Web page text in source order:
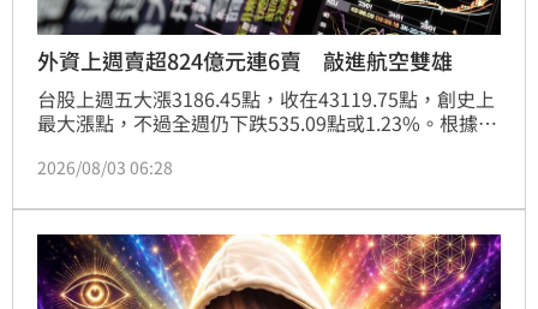
外資上週賣超824億元連6賣 敲進航空雙雄
台股上週五大漲3186.45點，收在43119.75點，創史上
最大漲點，不過全週仍下跌535.09點或1.23%。根據台
824.55億元，為連續第6週賣超。
2026/08/03 06:28